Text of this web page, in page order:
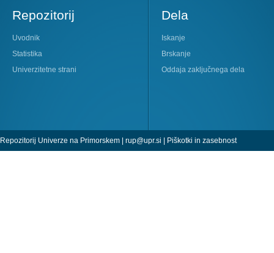
Repozitorij
Uvodnik
Statistika
Univerzitetne strani
Dela
Iskanje
Brskanje
Oddaja zaključnega dela
Repozitorij Univerze na Primorskem | rup@upr.si | Piškotki in zasebnost